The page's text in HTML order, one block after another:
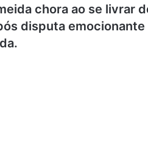
chora ao se livrar
disputa